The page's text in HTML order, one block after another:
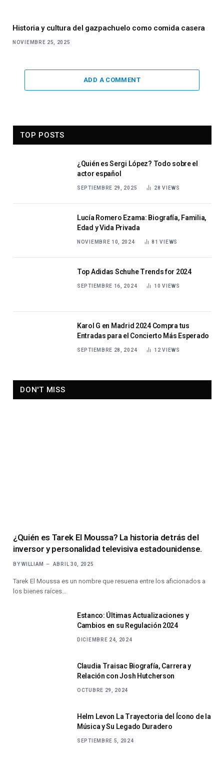
Historia y cultura del gazpachuelo como comida casera
NOVIEMBRE 25, 2025
ADD A COMMENT
TOP POSTS
¿Quién es Sergi López? Todo sobre el
actor español
SEPTIEMBRE 29, 2025 28VIEWS
Lucía Romero Ezama: Biografía, Familia,
Edad y Vida Privada
NOVIEMBRE 10, 2024 81VIEWS
Top Adidas Schuhe Trends for 2024
SEPTIEMBRE 16, 2024 10VIEWS
Karol G en Madrid 2024 Compra tus
Entradas para el Concierto Más Esperado
SEPTIEMBRE 28, 2024 12VIEWS
DON'T MISS
¿Quién es Tarek El Moussa? La historia detrás del
inversor y personalidad televisiva estadounidense.
BY WILLIAM ABRIL 30, 2025
Tarek El Moussa es un nombre que resuena entre los aficionados a
los bienes raíces…
Estanco: Últimas Actualizaciones y
Cambios en su Regulación 2024
DICIEMBRE 24, 2024
Claudia Traisac Biografía, Carrera y
Relación con Josh Hutcherson
OCTUBRE 29, 2024
Helm Levon La Trayectoria del Ícono de la
Música y Su Legado Duradero
SEPTIEMBRE 5, 2024